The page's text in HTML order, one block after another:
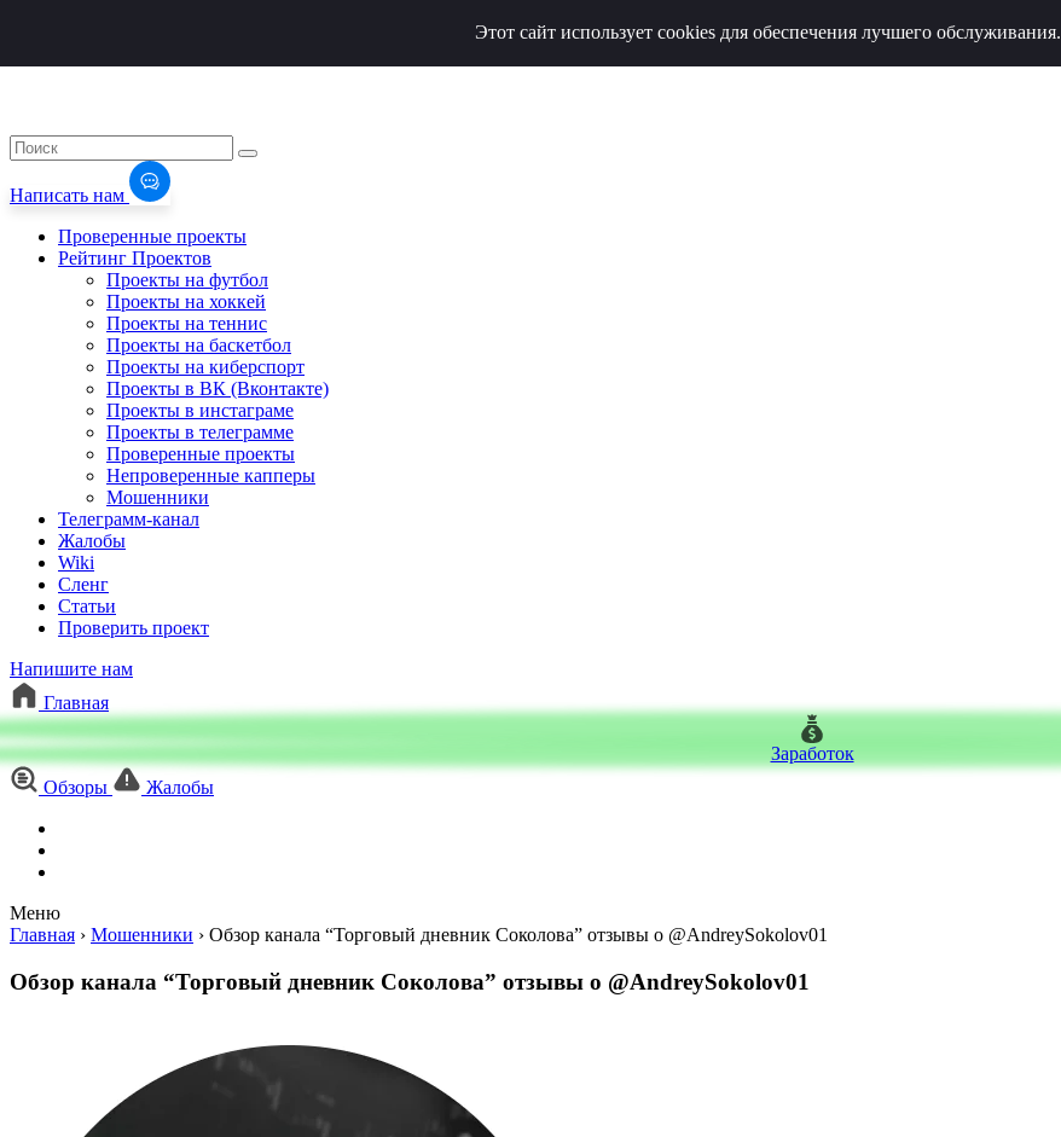
Написать нам
Проверенные проекты
Рейтинг Проектов
Проекты на футбол
Проекты на хоккей
Проекты на теннис
Проекты на баскетбол
Проекты на киберспорт
Проекты в ВК (Вконтакте)
Проекты в инстаграме
Проекты в телеграмме
Проверенные проекты
Непроверенные капперы
Мошенники
Телеграмм-канал
Жалобы
Wiki
Сленг
Статьи
Проверить проект
Напишите нам
Главная
Заработок
Обзоры
Жалобы
Меню
Этот сайт использует cookies для обеспечения лучшего обслуживания.
Главная › Мошенники › Обзор канала “Торговый дневник Соколова” отзывы о @AndreySokolov01
Обзор канала “Торговый дневник Соколова” отзывы о @AndreySokolov01